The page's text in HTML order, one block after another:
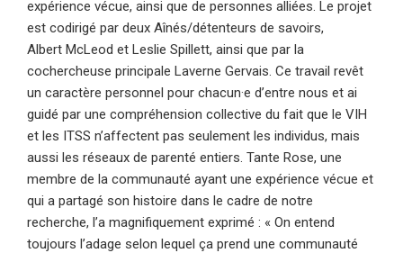
expérience vécue, ainsi que de personnes alliées. Le projet
est codirigé par deux Aînés/détenteurs de savoirs,
Albert McLeod et Leslie Spillett, ainsi que par la
cochercheuse principale Laverne Gervais. Ce travail revêt
un caractère personnel pour chacun·e d’entre nous et ai
guidé par une compréhension collective du fait que le VIH
et les ITSS n’affectent pas seulement les individus, mais
aussi les réseaux de parenté entiers. Tante Rose, une
membre de la communauté ayant une expérience vécue et
qui a partagé son histoire dans le cadre de notre
recherche, l’a magnifiquement exprimé : « On entend
toujours l’adage selon lequel ça prend une communauté